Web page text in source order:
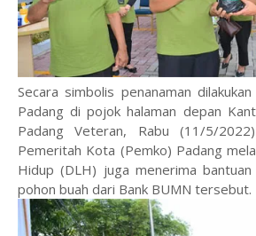
Secara simbolis penanaman
Padang di pojok halaman depan
Padang Veteran, Rabu (11/5/
Pemeritah Kota (Pemko) Padang
Hidup (DLH) juga menerima
pohon buah dari Bank BUMN tersebut.